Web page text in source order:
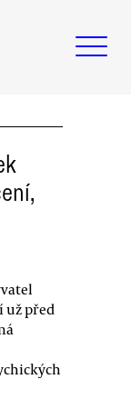
už před